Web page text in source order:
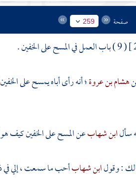
صفحة 259
( 9 ) باب العمل في المسح على الخفين .
هشام بن عروة؛ أنه رأى أباه يمسح على
سألابن شهابعن المسح على الخفين كيف
: وقولابن شهابأحب ما سمعت ، إلي